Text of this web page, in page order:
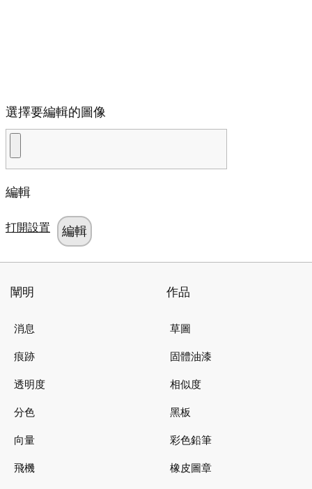
選擇要編輯的圖像
編輯
打開設置
闡明
消息
痕跡
透明度
分色
向量
飛機
作品
草圖
固體油漆
相似度
黑板
彩色鉛筆
橡皮圖章